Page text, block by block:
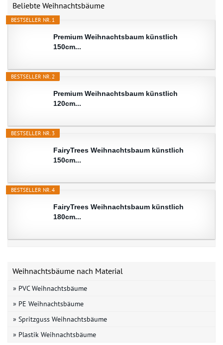
Beliebte Weihnachtsbäume
BESTSELLER NR. 1
Premium Weihnachtsbaum künstlich
150cm...
BESTSELLER NR. 2
Premium Weihnachtsbaum künstlich
120cm...
BESTSELLER NR. 3
FairyTrees Weihnachtsbaum künstlich
150cm...
BESTSELLER NR. 4
FairyTrees Weihnachtsbaum künstlich
180cm...
Weihnachtsbäume nach Material
» PVC Weihnachtsbäume
» PE Weihnachtsbäume
» Spritzguss Weihnachtsbäume
» Plastik Weihnachtsbäume